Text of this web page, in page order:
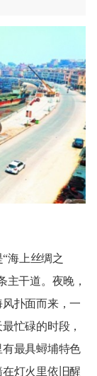
海上丝绸之
主干道。夜晚，
扑面而来，一
忙碌的时段，
最具蟳埔特色
灯火里依旧醒